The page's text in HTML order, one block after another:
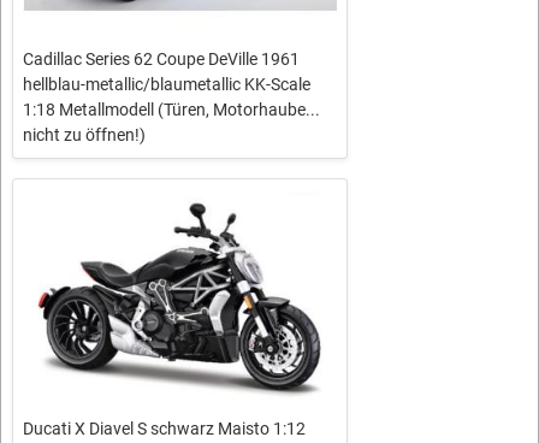
Cadillac Series 62 Coupe DeVille 1961
hellblau-metallic/blaumetallic KK-Scale
1:18 Metallmodell (Türen, Motorhaube...
nicht zu öffnen!)
Ducati X Diavel S schwarz Maisto 1:12